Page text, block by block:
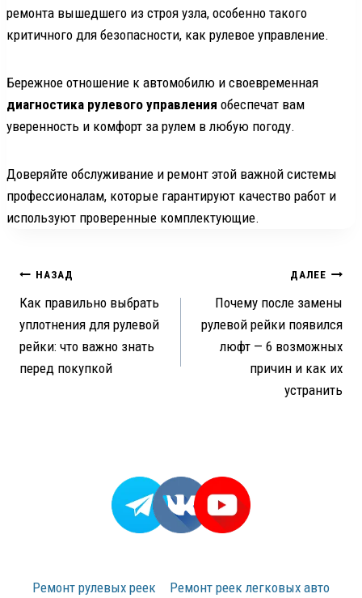
ремонта вышедшего из строя узла, особенно такого
критичного для безопасности, как рулевое управление.
Бережное отношение к автомобилю и своевременная
диагностика рулевого управления обеспечат вам
уверенность и комфорт за рулем в любую погоду.
Доверяйте обслуживание и ремонт этой важной системы
профессионалам, которые гарантируют качество работ и
используют проверенные комплектующие.
Навигация
по
записям
НАЗАД
Как правильно выбрать
уплотнения для рулевой
рейки: что важно знать
перед покупкой
ДАЛЕЕ
Почему после замены
рулевой рейки появился
люфт — 6 возможных
причин и как их
устранить
Ремонт рулевых реек Ремонт реек легковых авто